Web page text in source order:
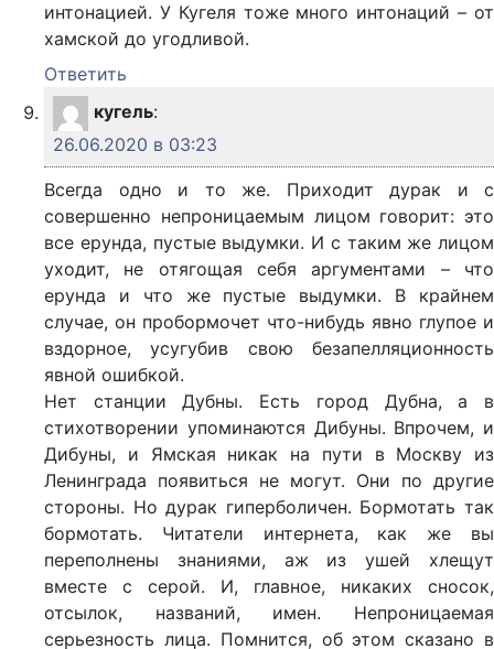
интонацией. У Кугеля тоже много интонаций – от
хамской до угодливой.
Ответить
кугель:
26.06.2020 в 03:23
Всегда одно и то же. Приходит дурак и с
совершенно непроницаемым лицом говорит: это
все ерунда, пустые выдумки. И с таким же лицом
уходит, не отягощая себя аргументами – что
ерунда и что же пустые выдумки. В крайнем
случае, он пробормочет что-нибудь явно глупое и
вздорное, усугубив свою безапелляционность
явной ошибкой.
Нет станции Дубны. Есть город Дубна, а в
стихотворении упоминаются Дибуны. Впрочем, и
Дибуны, и Ямская никак на пути в Москву из
Ленинграда появиться не могут. Они по другие
стороны. Но дурак гиперболичен. Бормотать так
бормотать. Читатели интернета, как же вы
переполнены знаниями, аж из ушей хлещут
вместе с серой. И, главное, никаких сносок,
отсылок, названий, имен. Непроницаемая
серьезность лица. Помнится, об этом сказано в